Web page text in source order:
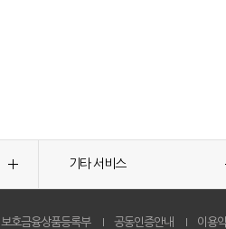
기타 서비스
보호금융상품등록부 공동인증안내 이용